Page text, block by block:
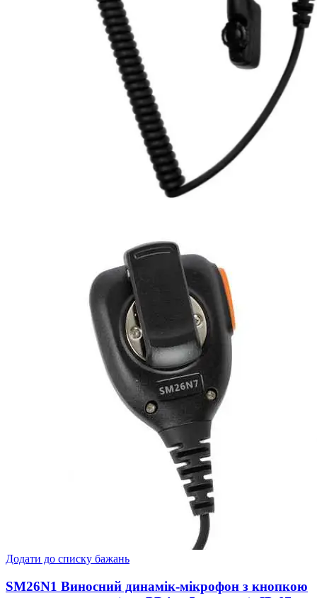
Додати до списку бажань
SM26N1 Виносний динамік-мікрофон з кнопкою